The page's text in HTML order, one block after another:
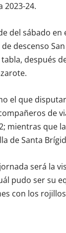
2023-24.
del sábado en
descenso
después
el que
de
mientras que
de Santa
será la
pudo ser su
con los